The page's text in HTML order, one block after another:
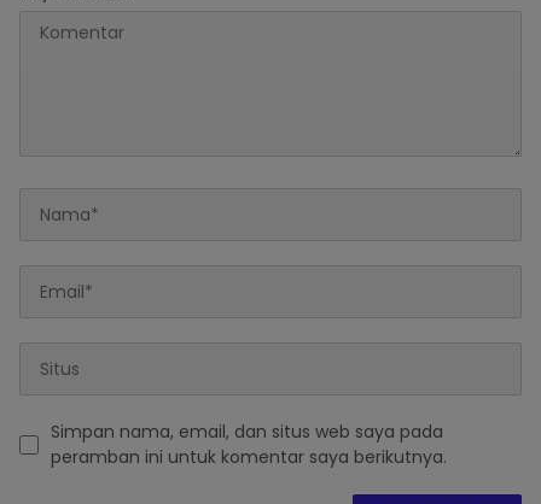
Simpan nama, email, dan situs web saya pada
peramban ini untuk komentar saya berikutnya.